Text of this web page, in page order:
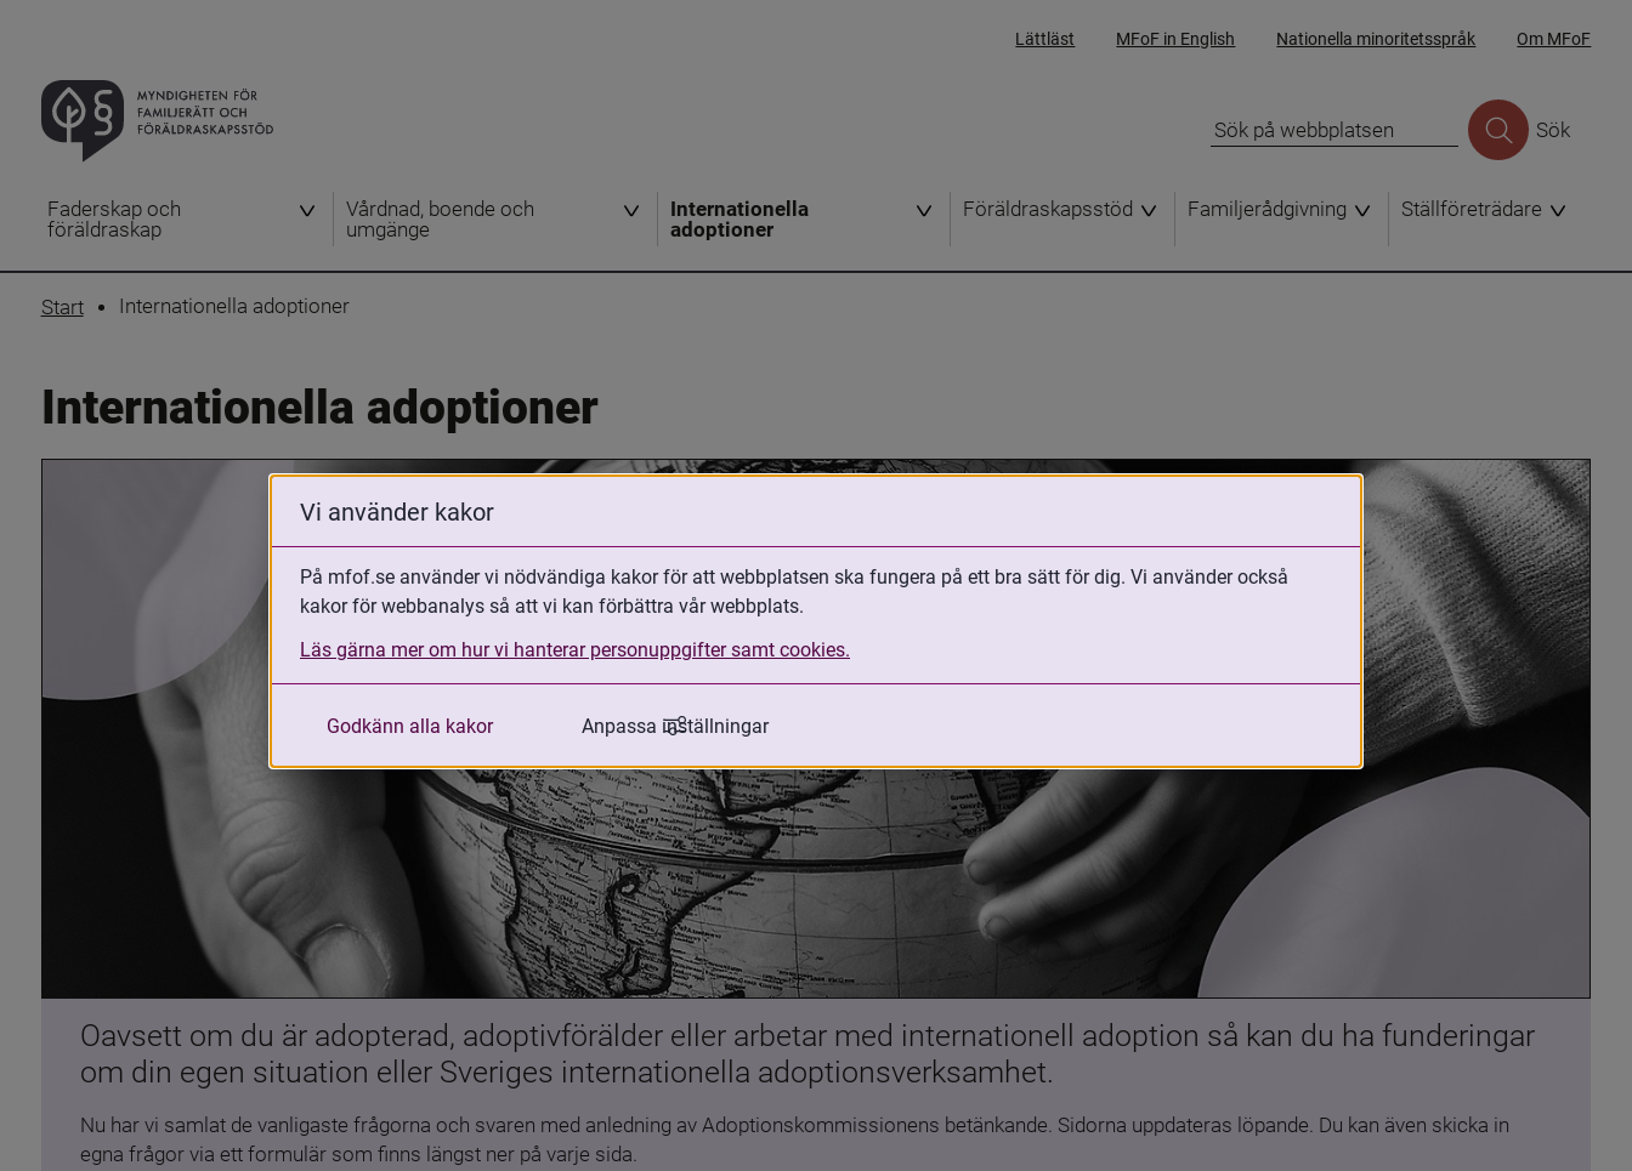
Lättläst MFoF in English Nationella minoritetsspråk Om MFoF
Sök
Faderskap och
föräldraskap
Vårdnad, boende och
umgänge
Internationella
adoptioner
Föräldraskapsstöd Familjerådgivning Ställföreträdare
Start Internationella adoptioner
Internationella adoptioner
Oavsett om du är adopterad, adoptivförälder eller arbetar med internationell adoption så kan du ha funderingar
om din egen situation eller Sveriges internationella adoptionsverksamhet.
Nu har vi samlat de vanligaste frågorna och svaren med anledning av Adoptionskommissionens betänkande. Sidorna uppdateras löpande. Du kan även skicka in
egna frågor via ett formulär som finns längst ner på varje sida.
Vi använder kakor
På mfof.se använder vi nödvändiga kakor för att webbplatsen ska fungera på ett bra sätt för dig. Vi använder också
kakor för webbanalys så att vi kan förbättra vår webbplats.
Läs gärna mer om hur vi hanterar personuppgifter samt cookies.
Godkänn alla kakor Anpassa inställningar